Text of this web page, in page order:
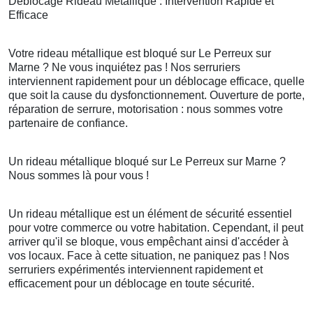
Efficace
Votre rideau métallique est bloqué sur Le Perreux sur
Marne ? Ne vous inquiétez pas ! Nos serruriers
interviennent rapidement pour un déblocage efficace, quelle
que soit la cause du dysfonctionnement. Ouverture de porte,
réparation de serrure, motorisation : nous sommes votre
partenaire de confiance.
Un rideau métallique bloqué sur Le Perreux sur Marne ?
Nous sommes là pour vous !
Un rideau métallique est un élément de sécurité essentiel
pour votre commerce ou votre habitation. Cependant, il peut
arriver qu'il se bloque, vous empêchant ainsi d'accéder à
vos locaux. Face à cette situation, ne paniquez pas ! Nos
serruriers expérimentés interviennent rapidement et
efficacement pour un déblocage en toute sécurité.